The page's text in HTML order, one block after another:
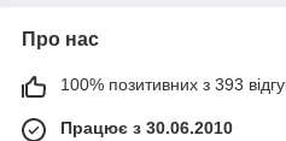
Про нас
100% позитивних з 393
Працює з 30.06.2010